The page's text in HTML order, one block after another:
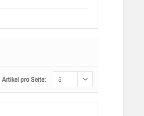
Artikel pro Seite: